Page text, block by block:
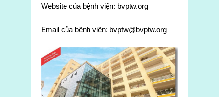
Website của bệnh viện: bvptw.org
Email của bệnh viện: bvptw@bvptw.org